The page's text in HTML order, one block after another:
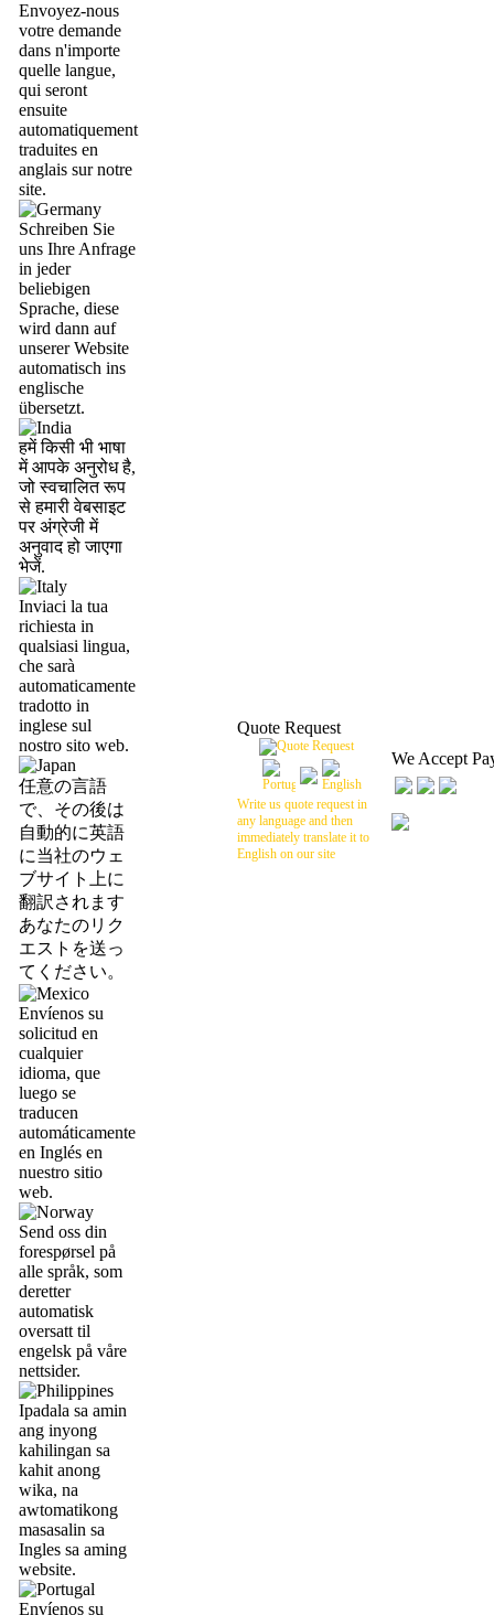
Envoyez-nous
votre demande
dans n'importe
quelle langue,
qui seront
ensuite
automatiquement
traduites en
anglais sur notre
site.
Schreiben Sie
uns Ihre Anfrage
in jeder
beliebigen
Sprache, diese
wird dann auf
unserer Website
automatisch ins
englische
übersetzt.
हमें किसी भी भाषा
में आपके अनुरोध है,
जो स्वचालित रूप
से हमारी वेबसाइट
पर अंग्रेजी में
अनुवाद हो जाएगा
भेजें.
Inviaci la tua
richiesta in
qualsiasi lingua,
che sarà
automaticamente
tradotto in
inglese sul
nostro sito web.
任意の言語
で、その後は
自動的に英語
に当社のウェ
ブサイト上に
翻訳されます
あなたのリク
エストを送っ
てください。
Envíenos su
solicitud en
cualquier
idioma, que
luego se
traducen
automáticamente
en Inglés en
nuestro sitio
web.
Send oss din
forespørsel på
alle språk, som
deretter
automatisk
oversatt til
engelsk på våre
nettsider.
Ipadala sa amin
ang inyong
kahilingan sa
kahit anong
wika, na
awtomatikong
masasalin sa
Ingles sa aming
website.
Envíenos su
Quote Request
Write us quote request in
any language and then
immediately translate it to
English on our site
We Accept